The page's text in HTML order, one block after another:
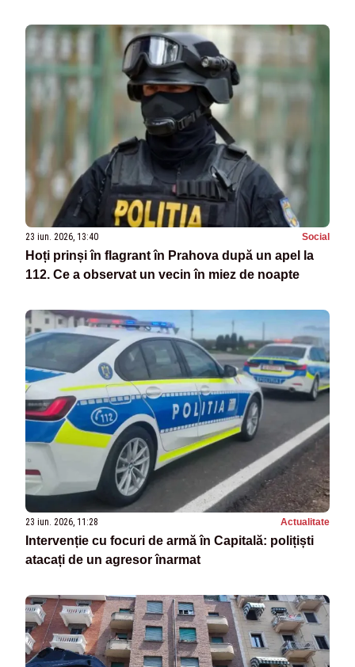
23 iun. 2026, 13:40 Social
Hoți prinși în flagrant în Prahova după un apel la
112. Ce a observat un vecin în miez de noapte
23 iun. 2026, 11:28 Actualitate
Intervenție cu focuri de armă în Capitală: polițiști
atacați de un agresor înarmat